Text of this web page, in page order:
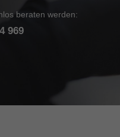
beraten werden:
969